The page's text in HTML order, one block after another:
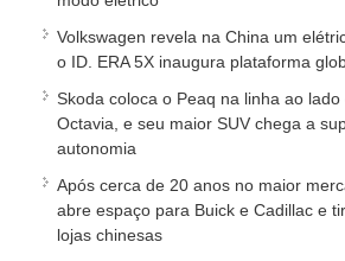
Volkswagen revela na China um
o ID. ERA 5X inaugura plataforma
Skoda coloca o Peaq na linha ao
Octavia, e seu maior SUV chega a
autonomia
Após cerca de 20 anos no maior
abre espaço para Buick e Cadillac e
lojas chinesas